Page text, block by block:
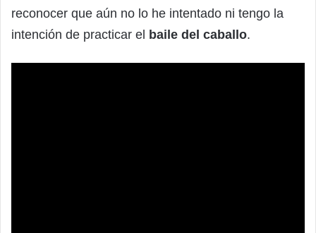
reconocer que aún no lo he intentado ni tengo la
intención de practicar el baile del caballo.